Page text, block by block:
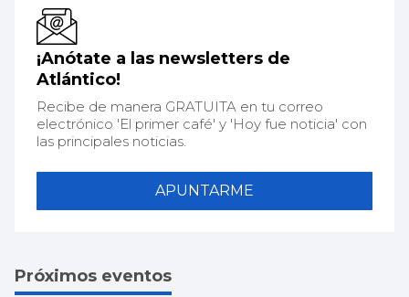
¡Anótate a las newsletters de
Atlántico!
Recibe de manera GRATUITA en tu correo
electrónico 'El primer café' y 'Hoy fue noticia' con
las principales noticias.
APUNTARME
Próximos eventos